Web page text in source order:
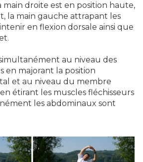
droite est en position haute,
la main gauche attrapant les
en flexion dorsale ainsi que
au niveau des
en majorant la position
et au niveau du membre
étirant les muscles fléchisseurs
les abdominaux sont